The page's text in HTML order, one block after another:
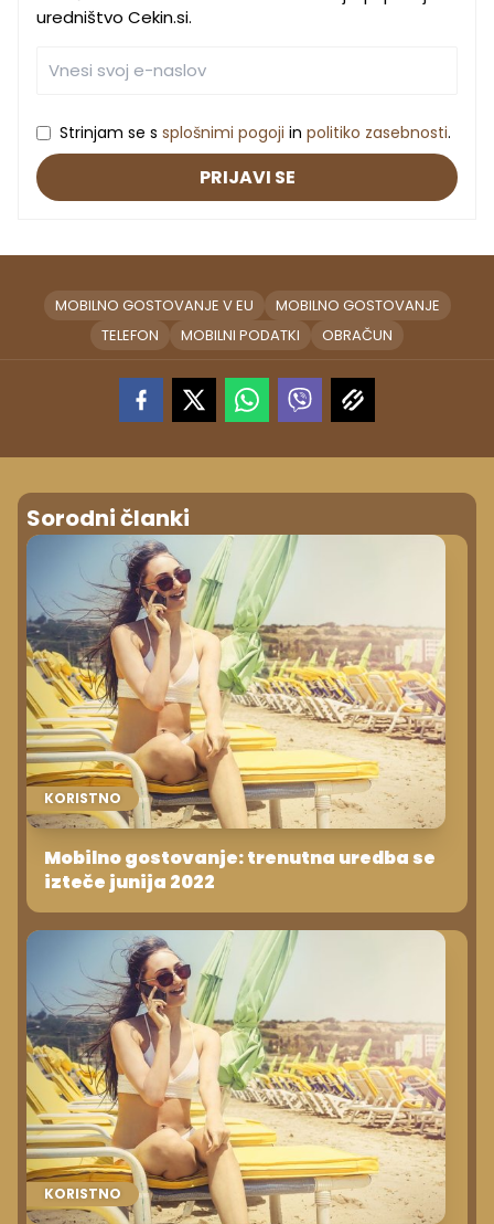
uredništvo Cekin.si.
Strinjam se s splošnimi pogoji in politiko zasebnosti.
PRIJAVI SE
MOBILNO GOSTOVANJE V EU
MOBILNO GOSTOVANJE
TELEFON
MOBILNI PODATKI OBRAČUN
Sorodni članki
KORISTNO
Mobilno gostovanje: trenutna uredba se
izteče junija 2022
KORISTNO